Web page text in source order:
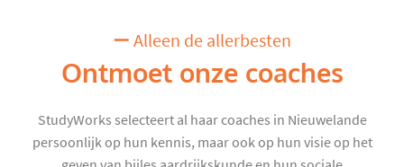
Alleen de allerbesten
Ontmoet onze coaches
StudyWorks selecteert al haar coaches in Nieuwelande
persoonlijk op hun kennis, maar ook op hun visie op het